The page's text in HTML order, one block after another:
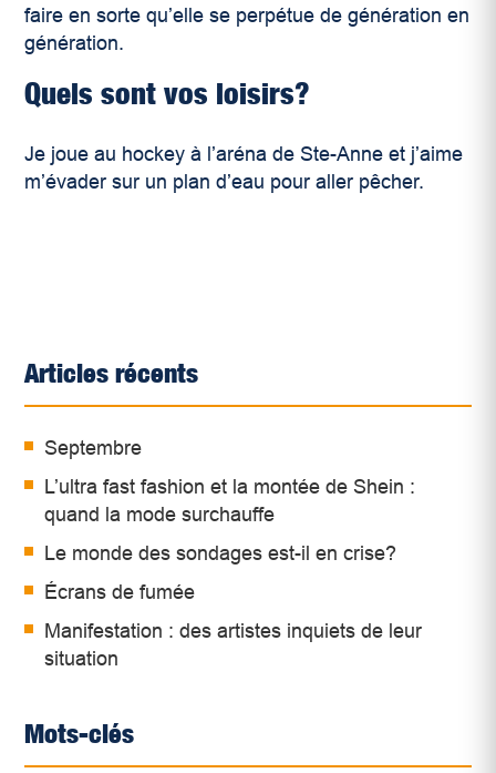
faire en sorte qu’elle se perpétue de génération en
génération.
Quels sont vos loisirs?
Je joue au hockey à l’aréna de Ste-Anne et j’aime
m’évader sur un plan d’eau pour aller pêcher.
Articles récents
Septembre
L’ultra fast fashion et la montée de Shein :
quand la mode surchauffe
Le monde des sondages est-il en crise?
Écrans de fumée
Manifestation : des artistes inquiets de leur
situation
Mots-clés